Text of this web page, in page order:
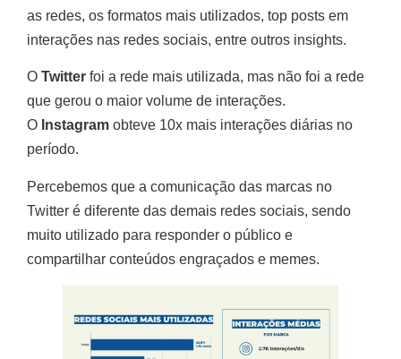
as redes, os formatos mais utilizados, top posts em
interações nas redes sociais, entre outros insights.
O Twitter foi a rede mais utilizada, mas não foi a rede
que gerou o maior volume de interações.
O Instagram obteve 10x mais interações diárias no
período.
Percebemos que a comunicação das marcas no
Twitter é diferente das demais redes sociais, sendo
muito utilizado para responder o público e
compartilhar conteúdos engraçados e memes.